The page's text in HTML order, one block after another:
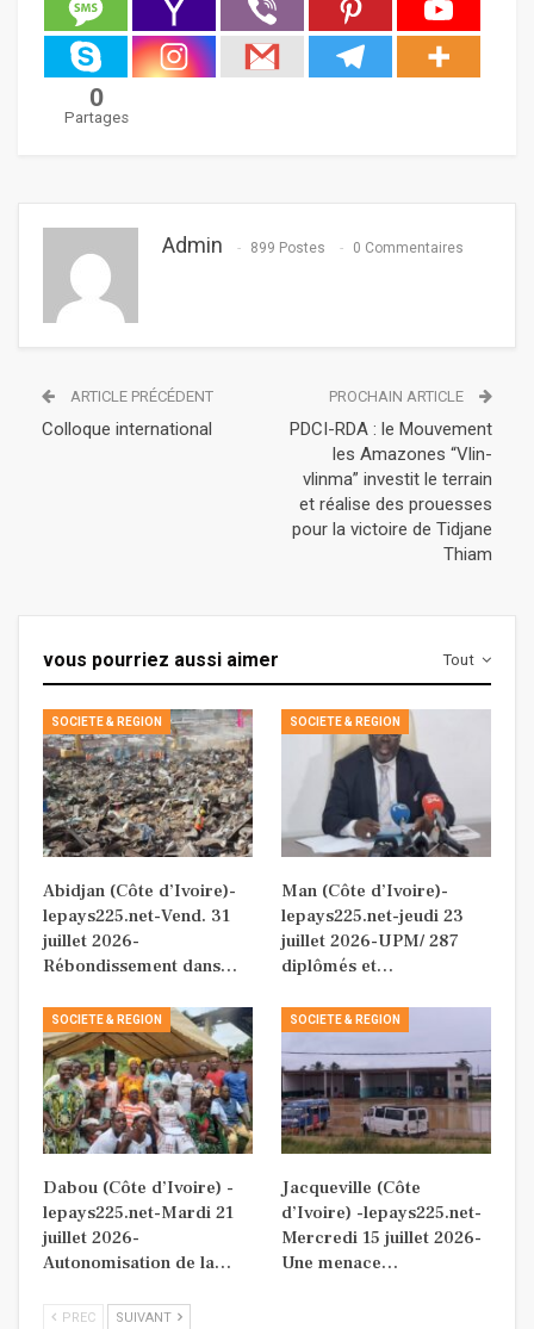
0
Partages
Admin 899 Postes 0 Commentaires
ARTICLE PRÉCÉDENT
Colloque international
PROCHAIN ARTICLE
PDCI-RDA : le Mouvement
les Amazones “Vlin-
vlinma” investit le terrain
et réalise des prouesses
pour la victoire de Tidjane
Thiam
Tout
vous pourriez aussi aimer
SOCIETE & REGION
Abidjan (Côte d’Ivoire)-
lepays225.net-Vend. 31
juillet 2026-
Rébondissement dans…
SOCIETE & REGION
Man (Côte d’Ivoire)-
lepays225.net-jeudi 23
juillet 2026-UPM/ 287
diplômés et…
SOCIETE & REGION
Dabou (Côte d’Ivoire) -
lepays225.net-Mardi 21
juillet 2026-
Autonomisation de la…
SOCIETE & REGION
Jacqueville (Côte
d’Ivoire) -lepays225.net-
Mercredi 15 juillet 2026-
Une menace…
PREC SUIVANT